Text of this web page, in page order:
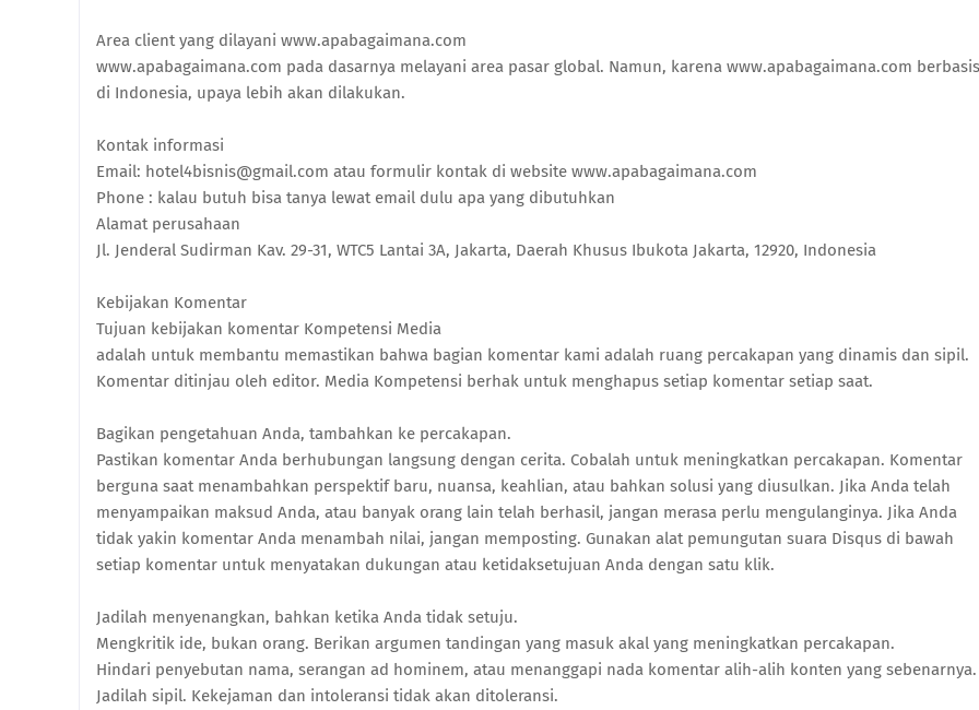
Area client yang dilayani www.apabagaimana.com
www.apabagaimana.com pada dasarnya melayani area pasar global. Namun, karena www.apabagaimana.com berbasis
di Indonesia, upaya lebih akan dilakukan.
Kontak informasi
Email: hotel4bisnis@gmail.com atau formulir kontak di website www.apabagaimana.com
Phone : kalau butuh bisa tanya lewat email dulu apa yang dibutuhkan
Alamat perusahaan
Jl. Jenderal Sudirman Kav. 29-31, WTC5 Lantai 3A, Jakarta, Daerah Khusus Ibukota Jakarta, 12920, Indonesia
Kebijakan Komentar
Tujuan kebijakan komentar Kompetensi Media
adalah untuk membantu memastikan bahwa bagian komentar kami adalah ruang percakapan yang dinamis dan sipil.
Komentar ditinjau oleh editor. Media Kompetensi berhak untuk menghapus setiap komentar setiap saat.
Bagikan pengetahuan Anda, tambahkan ke percakapan.
Pastikan komentar Anda berhubungan langsung dengan cerita. Cobalah untuk meningkatkan percakapan. Komentar
berguna saat menambahkan perspektif baru, nuansa, keahlian, atau bahkan solusi yang diusulkan. Jika Anda telah
menyampaikan maksud Anda, atau banyak orang lain telah berhasil, jangan merasa perlu mengulanginya. Jika Anda
tidak yakin komentar Anda menambah nilai, jangan memposting. Gunakan alat pemungutan suara Disqus di bawah
setiap komentar untuk menyatakan dukungan atau ketidaksetujuan Anda dengan satu klik.
Jadilah menyenangkan, bahkan ketika Anda tidak setuju.
Mengkritik ide, bukan orang. Berikan argumen tandingan yang masuk akal yang meningkatkan percakapan.
Hindari penyebutan nama, serangan ad hominem, atau menanggapi nada komentar alih-alih konten yang sebenarnya.
Jadilah sipil. Kekejaman dan intoleransi tidak akan ditoleransi.